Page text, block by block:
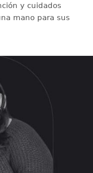
y cuidados
mano para sus